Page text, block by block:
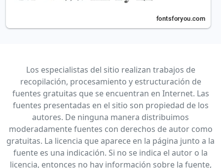
Los especialistas del sitio realizan trabajos de
recopilación, procesamiento y estructuración de
fuentes gratuitas que se encuentran en Internet. Las
fuentes presentadas en el sitio son propiedad de los
autores. De ninguna manera distribuimos
moderadamente fuentes con derechos de autor como
gratuitas. La licencia que aparece en la página junto a la
fuente es una indicación. Si no se indica el autor o la
licencia, entonces no hay información sobre la fuente,